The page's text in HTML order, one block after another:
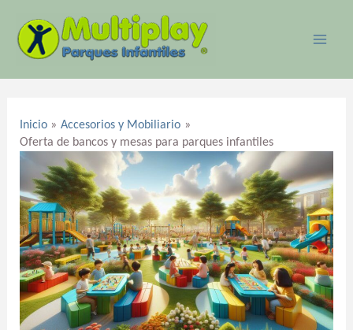
contenido
Inicio
Accesorios y Mobiliario
Oferta de bancos y mesas para parques infantiles
entradas